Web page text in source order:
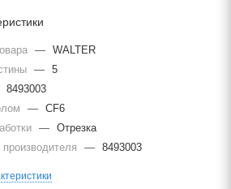
— WALTER
— 5
8493003
— CF6
— Отрезка
— 8493003